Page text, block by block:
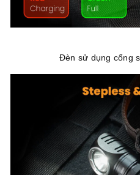
Đèn sử dụng cổng